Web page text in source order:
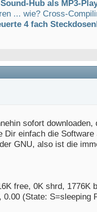
Hub als MP3-
... wie? Cross-
4 fach
sofort
Dir einfach die
GNU, also ist die
free, 0K shrd, 1776K
0.00 (State: S=sleeping